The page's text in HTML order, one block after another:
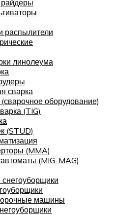
распылители
линолеума
сварка
оборудование)
(TIG)
(STUD)
(MMA)
(MIG-MAG)
машины